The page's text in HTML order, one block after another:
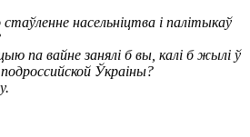
насельніцтва і палітыкаў
па вайне занялі б вы, калі б жылі ў
Ўкраіны?